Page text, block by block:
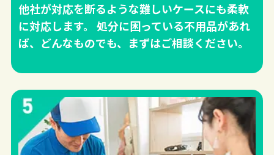
他社が対応を断るような難しいケースにも柔軟
に対応します。 処分に困っている不用品があれ
ば、どんなものでも、まずはご相談ください。